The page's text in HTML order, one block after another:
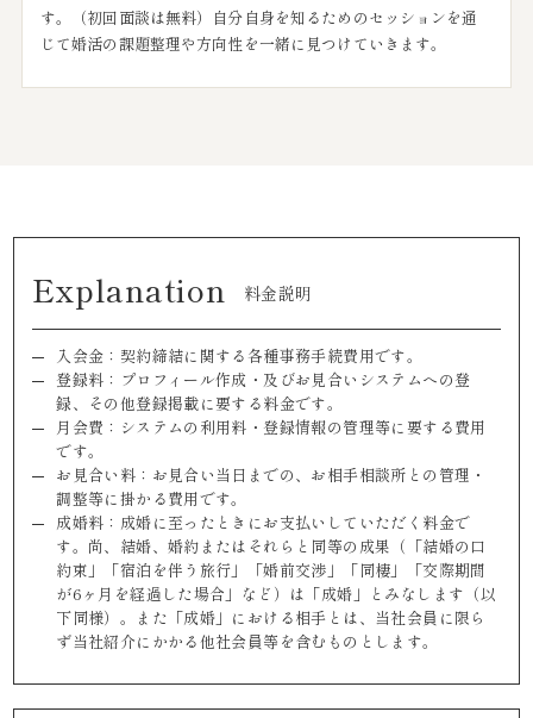
す。（初回面談は無料）自分自身を知るためのセッションを通
じて婚活の課題整理や方向性を一緒に見つけていきます。
Explanation 料金説明
入会金：契約締結に関する各種事務手続費用です。
登録料：プロフィール作成・及びお見合いシステムへの登
録、その他登録掲載に要する料金です。
月会費：システムの利用料・登録情報の管理等に要する費用
です。
お見合い料：お見合い当日までの、お相手相談所との管理・
調整等に掛かる費用です。
成婚料：成婚に至ったときにお支払いしていただく料金で
す。尚、結婚、婚約またはそれらと同等の成果（「結婚の口
約束」「宿泊を伴う旅行」「婚前交渉」「同棲」「交際期間
が6ヶ月を経過した場合」など）は「成婚」とみなします（以
下同様）。また「成婚」における相手とは、当社会員に限ら
ず当社紹介にかかる他社会員等を含むものとします。